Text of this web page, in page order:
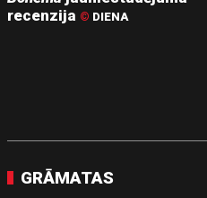
recenzija © DIENA
GRĀMATAS